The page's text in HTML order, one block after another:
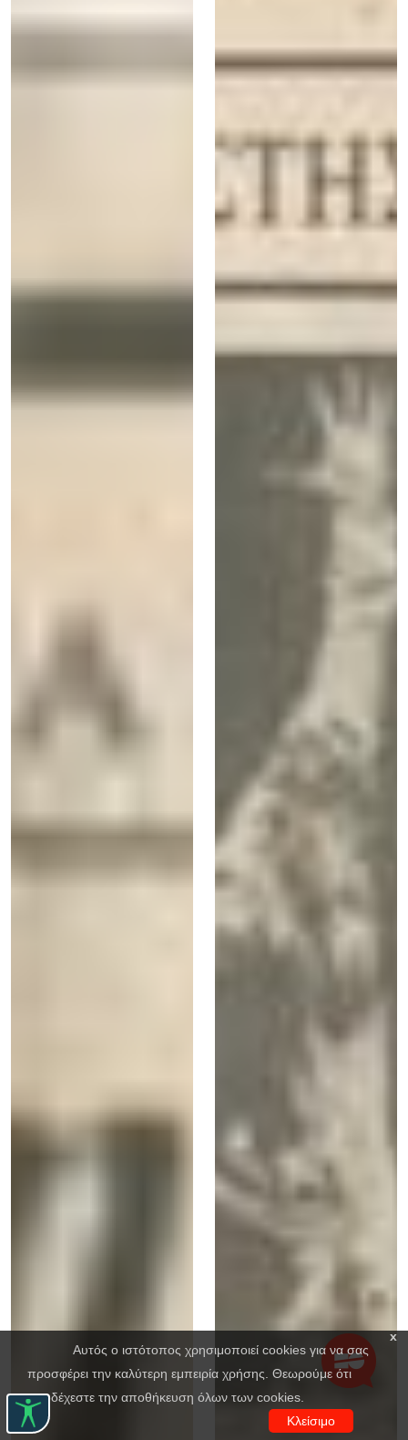
x
Αυτός ο ιστότοπος χρησιμοποιεί cookies για να σας
προσφέρει την καλύτερη εμπειρία χρήσης. Θεωρούμε ότι
αποδέχεστε την αποθήκευση όλων των cookies.
Κλείσιμο